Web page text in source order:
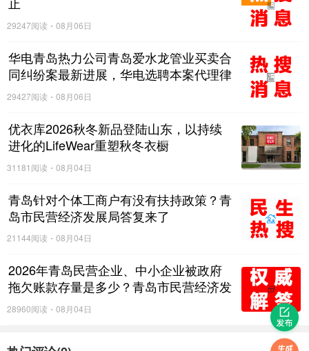
29247阅读 08月06日
华电青岛热力公司青岛爱水龙管业买卖合
同纠纷案最新进展，华电选聘本案代理律
师
29427阅读 08月06日
优衣库2026秋冬新品登陆山东，以持续
进化的LifeWear重塑秋冬衣橱
31181阅读 08月04日
青岛针对个体工商户有没有扶持政策？青
岛市民营经济发展局答复来了
21144阅读 08月04日
2026年青岛民营企业、中小企业被政府
拖欠账款存量是多少？青岛市民营经济发
展局：暂不具备对外统一公布全市拖欠存
量数据的条件
28960阅读 08月04日